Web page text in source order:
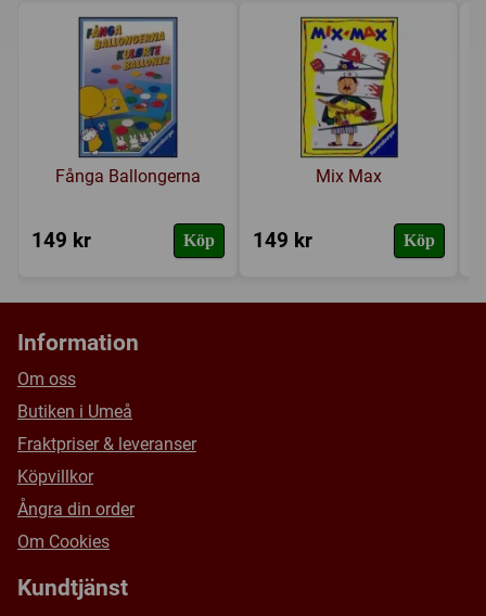
Länkar: Tillverkarens hemsida
Försälj. rank:1378/18137
Fånga Ballongerna
149 kr Köp
Mix Max
149 kr Köp
Information
Om oss
Butiken i Umeå
Fraktpriser & leveranser
Köpvillkor
Ångra din order
Om Cookies
Kundtjänst